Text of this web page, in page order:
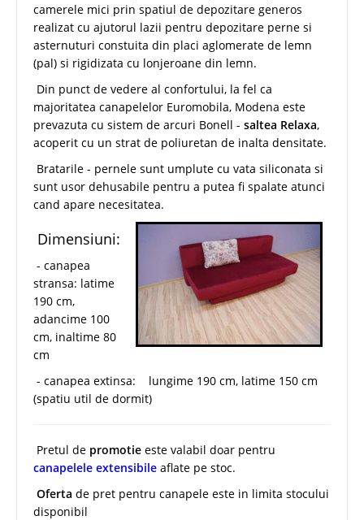
camerele mici prin spatiul de depozitare generos
realizat cu ajutorul lazii pentru depozitare perne si
asternuturi constuita din placi aglomerate de lemn
(pal) si rigidizata cu lonjeroane din lemn.
Din punct de vedere al confortului, la fel ca
majoritatea canapelelor Euromobila, Modena este
prevazuta cu sistem de arcuri Bonell - saltea Relaxa,
acoperit cu un strat de poliuretan de inalta densitate.
Bratarile - pernele sunt umplute cu vata siliconata si
sunt usor dehusabile pentru a putea fi spalate atunci
cand apare necesitatea.
Dimensiuni:
- canapea
stransa: latime
190 cm,
adancime 100
cm, inaltime 80
cm
- canapea extinsa: lungime 190 cm, latime 150 cm
(spatiu util de dormit)
Pretul de promotie este valabil doar pentru
canapelele extensibile aflate pe stoc.
Oferta de pret pentru canapele este in limita stocului
disponibil